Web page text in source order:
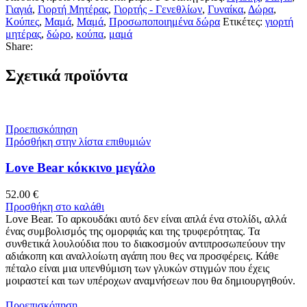
Γιαγιά, Γιορτή Μητέρας, Γιορτής - Γενεθλίων, Γυναίκα, Δώρα,
Κούπες, Μαμά, Μαμά, Προσωποποιημένα δώρα Ετικέτες: γιορτή
μητέρας, δώρο, κούπα, μαμά
Share:
Σχετικά προϊόντα
Προεπισκόπηση
Πρόσθήκη στην λίστα επιθυμιών
Love Bear κόκκινο μεγάλο
52.00 €
Προσθήκη στο καλάθι
Love Bear. Το αρκουδάκι αυτό δεν είναι απλά ένα στολίδι, αλλά
ένας συμβολισμός της ομορφιάς και της τρυφερότητας. Τα
συνθετικά λουλούδια που το διακοσμούν αντιπροσωπεύουν την
αδιάκοπη και αναλλοίωτη αγάπη που θες να προσφέρεις. Κάθε
πέταλο είναι μια υπενθύμιση των γλυκών στιγμών που έχεις
μοιραστεί και των υπέροχων αναμνήσεων που θα δημιουργηθούν.